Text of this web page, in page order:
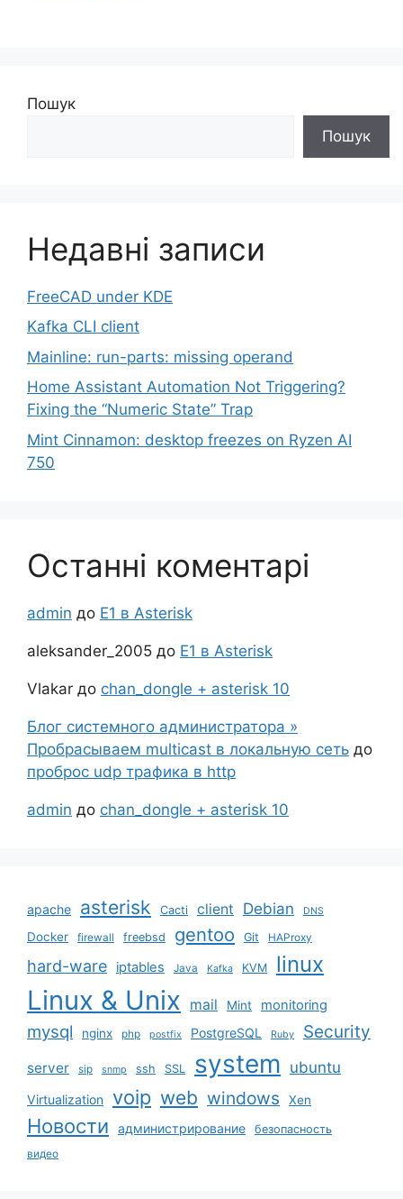
Пошук
Пошук
Недавні записи
FreeCAD under KDE
Kafka CLI client
Mainline: run-parts: missing operand
Home Assistant Automation Not Triggering?
Fixing the “Numeric State” Trap
Mint Cinnamon: desktop freezes on Ryzen AI
750
Останні коментарі
admin до Е1 в Asterisk
aleksander_2005 до Е1 в Asterisk
Vlakar до chan_dongle + asterisk 10
Блог системного администратора »
Пробрасываем multicast в локальную сеть до
проброс udp трафика в http
admin до chan_dongle + asterisk 10
apache asterisk Cacti client Debian DNS
Docker firewall freebsd gentoo Git HAProxy
hard-ware iptables Java Kafka KVM linux
Linux & Unix mail Mint monitoring
mysql nginx php postfix PostgreSQL Ruby Security
server sip snmp ssh SSL system ubuntu
Virtualization voip web windows Xen
Новости администрирование безопасность
видео